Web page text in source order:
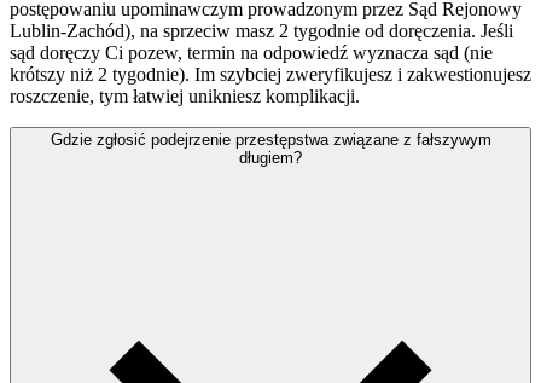
postępowaniu upominawczym prowadzonym przez Sąd Rejonowy
Lublin-Zachód), na sprzeciw masz 2 tygodnie od doręczenia. Jeśli
sąd doręczy Ci pozew, termin na odpowiedź wyznacza sąd (nie
krótszy niż 2 tygodnie). Im szybciej zweryfikujesz i zakwestionujesz
roszczenie, tym łatwiej unikniesz komplikacji.
Gdzie zgłosić podejrzenie przestępstwa związane z fałszywym
długiem?